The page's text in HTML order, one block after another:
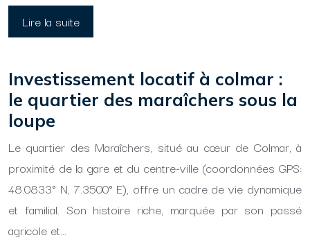
Lire la suite
Investissement locatif à colmar :
le quartier des maraîchers sous la
loupe
Le quartier des Maraîchers, situé au cœur de Colmar, à
proximité de la gare et du centre-ville (coordonnées GPS:
48.0833° N, 7.3500° E), offre un cadre de vie dynamique
et familial. Son histoire riche, marquée par son passé
agricole et…